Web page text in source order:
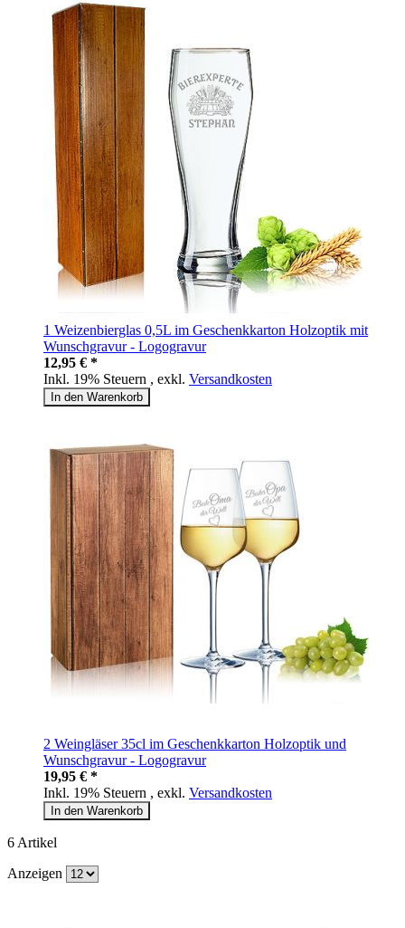
1 Weizenbierglas 0,5L im Geschenkkarton Holzoptik mit
Wunschgravur - Logogravur
12,95 € *
Inkl. 19% Steuern , exkl. Versandkosten
In den Warenkorb
2 Weingläser 35cl im Geschenkkarton Holzoptik und
Wunschgravur - Logogravur
19,95 € *
Inkl. 19% Steuern , exkl. Versandkosten
In den Warenkorb
6 Artikel
Anzeigen